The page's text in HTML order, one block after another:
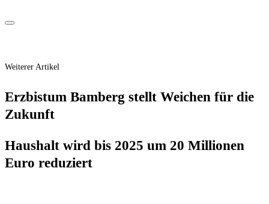
Weiterer Artikel
Erz­bis­tum Bam­berg stellt Wei­chen für die
Zukunft
Haus­halt wird bis 2025 um 20 Mil­lio­nen
Euro reduziert